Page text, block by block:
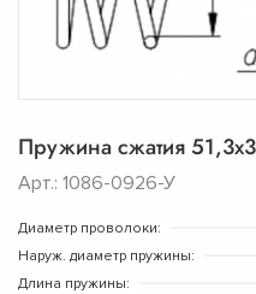
Пружина сжатия
Арт.: 1086-0926-У
Диаметр проволоки:
Наруж. диаметр пружины:
Длина пружины: